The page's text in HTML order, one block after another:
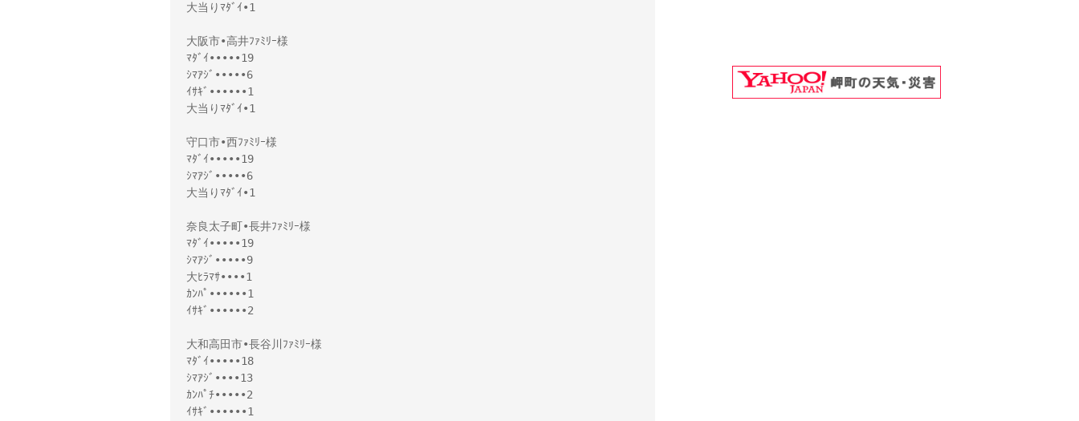
大当りﾏﾀﾞｲ•1
大阪市•高井ﾌｧﾐﾘｰ様
ﾏﾀﾞｲ•••••19
ｼﾏｱｼﾞ•••••6
ｲｻｷﾞ••••••1
大当りﾏﾀﾞｲ•1
守口市•西ﾌｧﾐﾘｰ様
ﾏﾀﾞｲ•••••19
ｼﾏｱｼﾞ•••••6
大当りﾏﾀﾞｲ•1
奈良太子町•長井ﾌｧﾐﾘｰ様
ﾏﾀﾞｲ•••••19
ｼﾏｱｼﾞ•••••9
大ﾋﾗﾏｻ••••1
ｶﾝﾊﾟ••••••1
ｲｻｷﾞ••••••2
大和高田市•長谷川ﾌｧﾐﾘｰ様
ﾏﾀﾞｲ•••••18
ｼﾏｱｼﾞ••••13
ｶﾝﾊﾟﾁ•••••2
ｲｻｷﾞ••••••1